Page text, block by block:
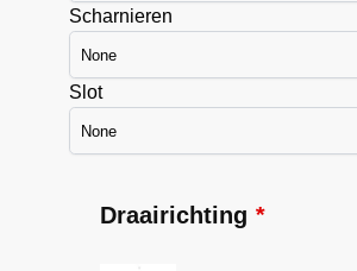
Scharnieren
Slot
Draairichting *